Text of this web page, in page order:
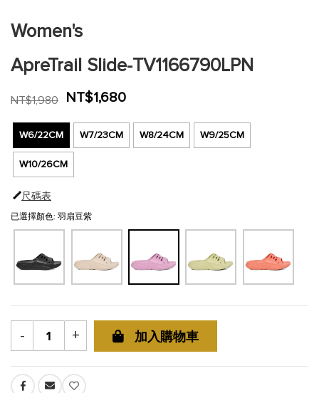
庫
開
Women's
ApreTrail Slide-TV1166790LPN
NT$1,680
NT$1,980
已選擇顏色: 羽扇豆紫
W6/22CM W7/23CM W8/24CM W9/25CM
W10/26CM
尺碼表
- + 加入購物車